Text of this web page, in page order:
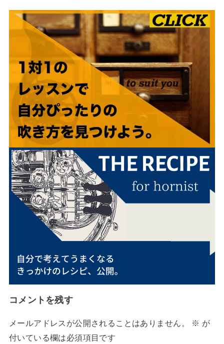
コメントを残す
メールアドレスが公開されることはありません。 ※ が
付いている欄は必須項目です